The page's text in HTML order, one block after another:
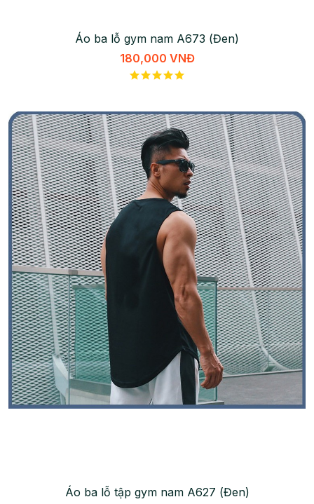
Áo ba lỗ gym nam A673 (Đen)
180,000 VNĐ
Áo ba lỗ tập gym nam A627 (Đen)